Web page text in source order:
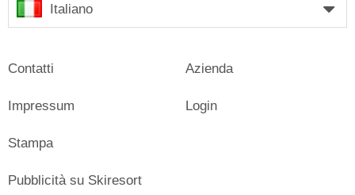
Italiano
Contatti
Impressum
Stampa
Azienda
Login
Pubblicità su Skiresort